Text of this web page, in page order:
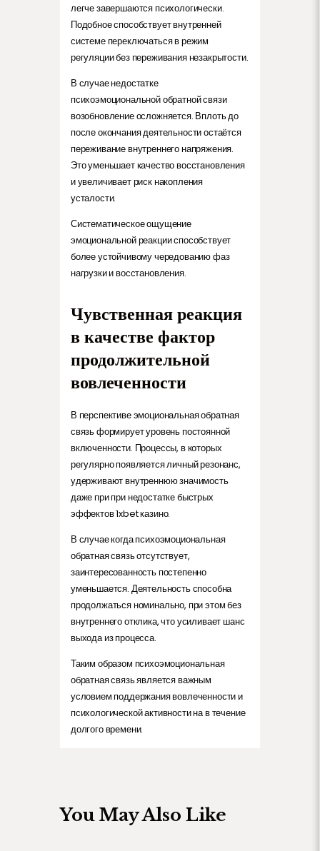
легче завершаются психологически.
Подобное способствует внутренней
системе переключаться в режим
регуляции без переживания незакрытости.
В случае недостатке
психоэмоциональной обратной связи
возобновление осложняется. Вплоть до
после окончания деятельности остаётся
переживание внутреннего напряжения.
Это уменьшает качество восстановления
и увеличивает риск накопления
усталости.
Систематическое ощущение
эмоциональной реакции способствует
более устойчивому чередованию фаз
нагрузки и восстановления.
Чувственная реакция
в качестве фактор
продолжительной
вовлеченности
В перспективе эмоциональная обратная
связь формирует уровень постоянной
включенности. Процессы, в которых
регулярно появляется личный резонанс,
удерживают внутреннюю значимость
даже при при недостатке быстрых
эффектов 1xbet казино.
В случае когда психоэмоциональная
обратная связь отсутствует,
заинтересованность постепенно
уменьшается. Деятельность способна
продолжаться номинально, при этом без
внутреннего отклика, что усиливает шанс
выхода из процесса.
Таким образом психоэмоциональная
обратная связь является важным
условием поддержания вовлеченности и
психологической активности на в течение
долгого времени.
You May Also Like